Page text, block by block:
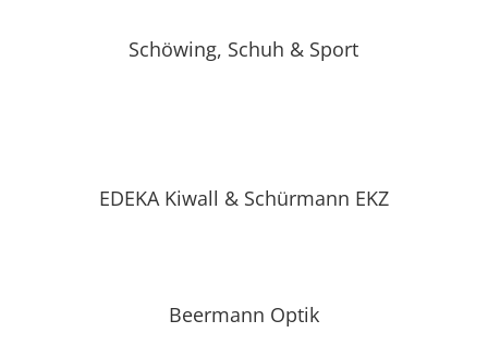
Schöwing, Schuh & Sport
EDEKA Kiwall & Schürmann EKZ
Beermann Optik